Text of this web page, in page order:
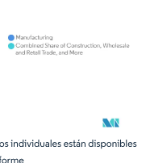
según CC BY 4.0.